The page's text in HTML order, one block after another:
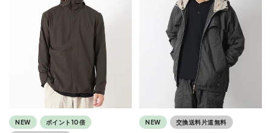
NEW ポイント10倍 NEW 交換送料片道無料